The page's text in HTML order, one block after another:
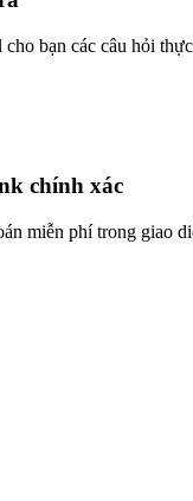
bạn các câu hỏi
chính xác
miễn phí trong